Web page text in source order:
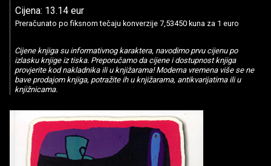
Cijena: 13.14 eur
Preračunato po fiksnom tečaju konverzije 7,53450 kuna za 1 euro
Cijene knjiga su informativnog karaktera, navodimo prvu cijenu po
izlasku knjige iz tiska. Preporučamo da cijene i dostupnost knjiga
provjerite kod nakladnika ili u knjižarama! Moderna vremena više se ne
bave prodajom knjiga, potražite ih u knjižarama, antikvarijatima ili u
knjižnicama.